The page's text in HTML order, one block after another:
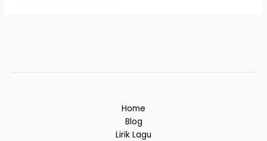
Home
Blog
Lirik Lagu